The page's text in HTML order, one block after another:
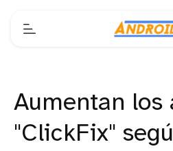
Aumentan los
"ClickFix"